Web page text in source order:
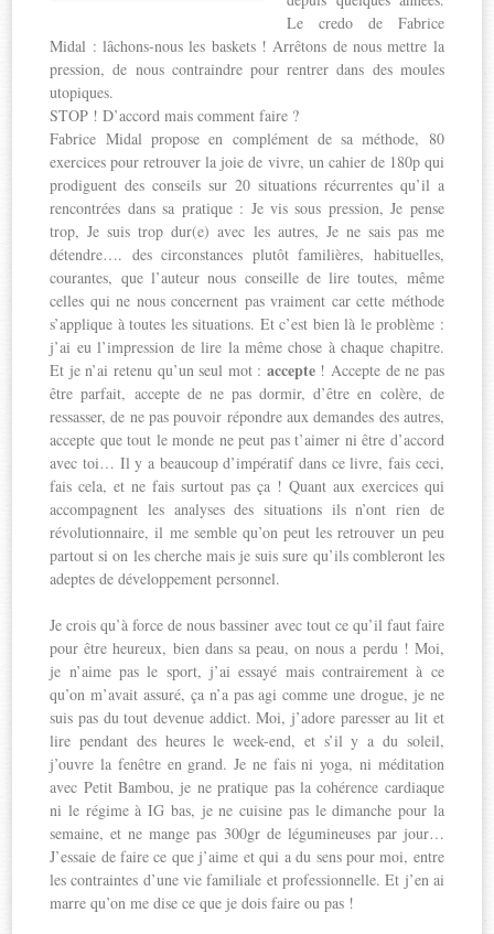
Le credo de Fabrice
Midal : lâchons-nous les baskets ! Arrêtons de nous mettre la
pression, de nous contraindre pour rentrer dans des moules
utopiques.
STOP ! D’accord mais comment faire ?
Fabrice Midal propose en complément de sa méthode, 80
exercices pour retrouver la joie de vivre, un cahier de 180p qui
prodiguent des conseils sur 20 situations récurrentes qu’il a
rencontrées dans sa pratique : Je vis sous pression, Je pense
trop, Je suis trop dur(e) avec les autres, Je ne sais pas me
détendre…. des circonstances plutôt familières, habituelles,
courantes, que l’auteur nous conseille de lire toutes, même
celles qui ne nous concernent pas vraiment car cette méthode
s’applique à toutes les situations. Et c’est bien là le problème :
j’ai eu l’impression de lire la même chose à chaque chapitre.
Et je n’ai retenu qu’un seul mot : accepte! Accepte de ne pas
être parfait, accepte de ne pas dormir, d’être en colère, de
ressasser, de ne pas pouvoir répondre aux demandes des autres,
accepte que tout le monde ne peut pas t’aimer ni être d’accord
avec toi… Il y a beaucoup d’impératif dans ce livre, fais ceci,
fais cela, et ne fais surtout pas ça ! Quant aux exercices qui
accompagnent les analyses des situations ils n’ont rien de
révolutionnaire, il me semble qu’on peut les retrouver un peu
partout si on les cherche mais je suis sure qu’ils combleront les
adeptes de développement personnel.
Je crois qu’à force de nous bassiner avec tout ce qu’il faut faire
pour être heureux, bien dans sa peau, on nous a perdu ! Moi,
je n’aime pas le sport, j’ai essayé mais contrairement à ce
qu’on m’avait assuré, ça n’a pas agi comme une drogue, je ne
suis pas du tout devenue addict. Moi, j’adore paresser au lit et
lire pendant des heures le week-end, et s’il y a du soleil,
j’ouvre la fenêtre en grand. Je ne fais ni yoga, ni méditation
avec Petit Bambou, je ne pratique pas la cohérence cardiaque
ni le régime à IG bas, je ne cuisine pas le dimanche pour la
semaine, et ne mange pas 300gr de légumineuses par jour…
J’essaie de faire ce que j’aime et qui a du sens pour moi, entre
les contraintes d’une vie familiale et professionnelle. Et j’en ai
marre qu’on me dise ce que je dois faire ou pas !